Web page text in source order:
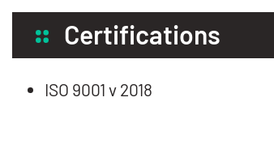
Certifications
ISO 9001 v 2018